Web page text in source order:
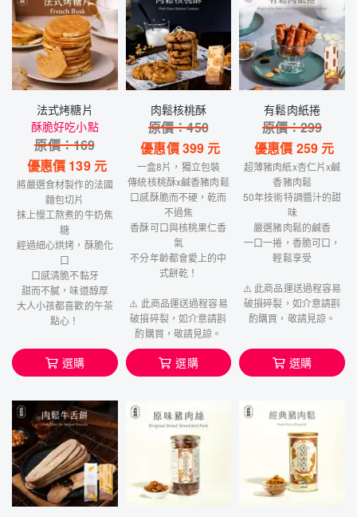
法式烤糖片
酥脆好吃小點
原價：169
優惠價 139元
將嚴選食材製作的法國
麵包切片
抹上慢工熬煮的牛奶焦
糖
經過細心烘烤，酥脆化
口
口感清脆不黏牙
甜而不膩，味道醇厚
大人小孩都喜歡的午茶
點心！
選購
肉鬆核桃酥
原價：450
優惠價399 元
一盒8片，獨立包裝
傳統核桃酥x鹹香豬肉鬆
口感酥脆而不硬，乾而
不過焦
香酥可口與核桃果仁香
氣
不分年齡都會愛上的中
式餅乾！
⚠️ 此商品運送過程容易
破損碎裂，如介意請斟
酌購買，敬請見諒。
選購
有鬆肉紙捲
原價：299
優惠價 259元
超薄豬肉紙x杏仁片x鹹
香豬肉鬆
50年技術特調醬汁的甜
味
嚴選豬肉鬆的鹹香
一口一捲，香脆可口，
輕鬆享受
⚠️ 此商品運送過程容易
破損碎裂，如介意請斟
酌購買，敬請見諒。
選購